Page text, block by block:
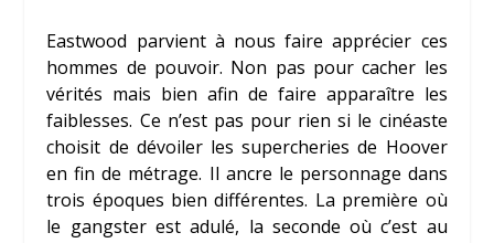
Eastwood parvient à nous faire apprécier ces
hommes de pouvoir. Non pas pour cacher les
vérités mais bien afin de faire apparaître les
faiblesses. Ce n’est pas pour rien si le cinéaste
choisit de dévoiler les supercheries de Hoover
en fin de métrage. Il ancre le personnage dans
trois époques bien différentes. La première où
le gangster est adulé, la seconde où c’est au